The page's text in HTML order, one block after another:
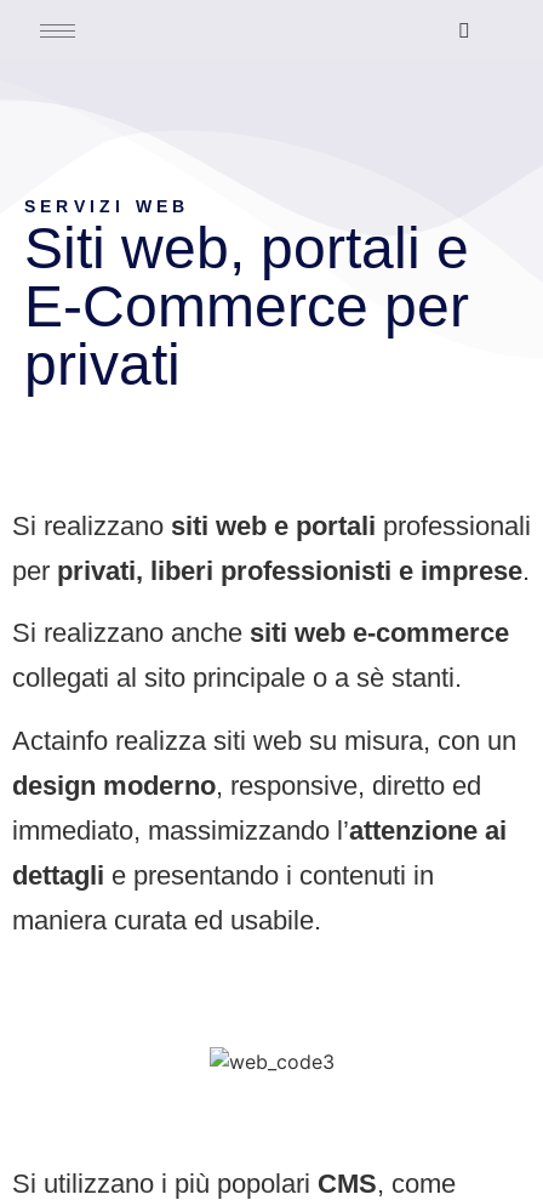
SERVIZI WEB
Siti web, portali e
E-Commerce per
privati
Si realizzano siti web e portali professionali
per privati, liberi professionisti e imprese.
Si realizzano anche siti web e-commerce
collegati al sito principale o a sè stanti.
Actainfo realizza siti web su misura, con un
design moderno, responsive, diretto ed
immediato, massimizzando l’attenzione ai
dettagli e presentando i contenuti in
maniera curata ed usabile.
Si utilizzano i più popolari CMS, come